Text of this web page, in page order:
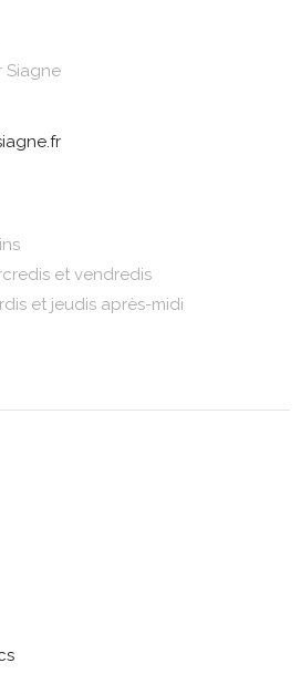
Siagne
et vendredis
et jeudis après-midi